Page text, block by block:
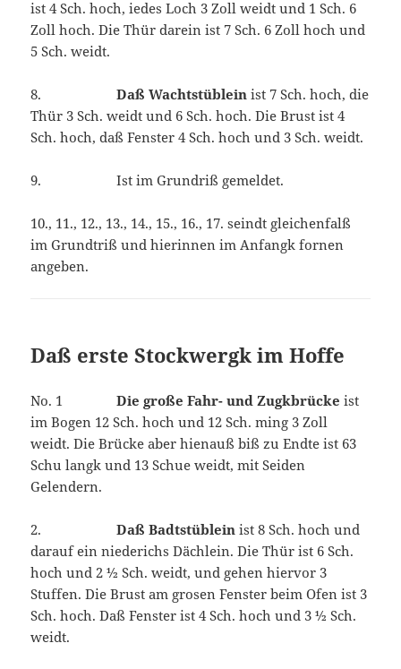
ist 4 Sch. hoch, iedes Loch 3 Zoll weidt und 1 Sch. 6
Zoll hoch. Die Thür darein ist 7 Sch. 6 Zoll hoch und
5 Sch. weidt.
8.Daß Wachtstüblein ist 7 Sch. hoch, die
Thür 3 Sch. weidt und 6 Sch. hoch. Die Brust ist 4
Sch. hoch, daß Fenster 4 Sch. hoch und 3 Sch. weidt.
9. Ist im Grundriß gemeldet.
10., 11., 12., 13., 14., 15., 16., 17. seindt gleichenfalß
im Grundtriß und hierinnen im Anfangk fornen
angeben.
Daß erste Stockwergk im Hoffe
No. 1Die große Fahr- und Zugkbrücke ist
im Bogen 12 Sch. hoch und 12 Sch. ming 3 Zoll
weidt. Die Brücke aber hienauß biß zu Endte ist 63
Schu langk und 13 Schue weidt, mit Seiden
Gelendern.
2.Daß Badtstüblein ist 8 Sch. hoch und
darauf ein niederichs Dächlein. Die Thür ist 6 Sch.
hoch und 2 ½ Sch. weidt, und gehen hiervor 3
Stuffen. Die Brust am grosen Fenster beim Ofen ist 3
Sch. hoch. Daß Fenster ist 4 Sch. hoch und 3 ½ Sch.
weidt.